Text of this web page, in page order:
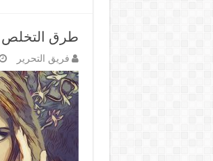
طرق التخلص
فريق التحرير